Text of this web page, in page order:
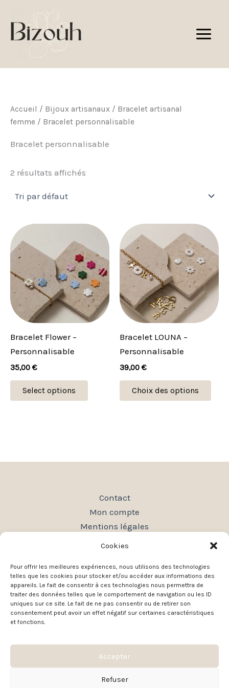
Cookies
Pour offrir les meilleures expériences, nous utilisons des technologies
telles que les cookies pour stocker et/ou accéder aux informations des
appareils. Le fait de consentir à ces technologies nous permettra de
traiter des données telles que le comportement de navigation ou les ID
uniques sur ce site. Le fait de ne pas consentir ou de retirer son
consentement peut avoir un effet négatif sur certaines caractéristiques
et fonctions.
Accepter
Refuser
contenu
Accueil / Bijoux artisanaux / Bracelet artisanal
femme / Bracelet personnalisable
Bracelet personnalisable
2 résultats affichés
Bracelet Flower –
Personnalisable
35,00 €
Select options
Ce
produit
a
plusieurs
variations.
Les
options
page
Bracelet LOUNA –
Personnalisable
39,00 €
Choix des options
Ce
Les
Contact
Mon compte
Mentions légales
Conditions générales de vente
Plan du site
Copyright © 2026 Bizouhcreation